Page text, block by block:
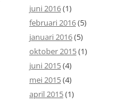
juni 2016(1)
februari 2016(5)
januari 2016(5)
oktober 2015(1)
juni 2015(4)
mei 2015(4)
april 2015(1)